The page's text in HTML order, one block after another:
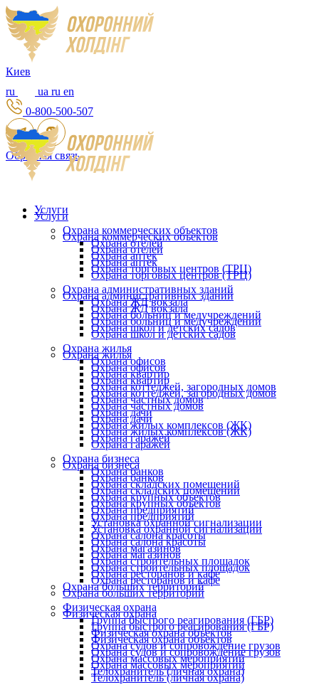
Киев
ru
ua ru en
0-800-500-507
Обратная связь
Услуги
Охрана коммерческих объектов
Охрана отелей
Охрана аптек
Охрана торговых центров (ТРЦ)
Охрана административных зданий
Охрана ЖД вокзала
Охрана больниц и медучреждений
Охрана школ и детских садов
Охрана жилья
Охрана офисов
Охрана квартир
Охрана коттеджей, загородных домов
Охрана частных домов
Охрана дачи
Охрана жилых комплексов (ЖК)
Охрана гаражей
Охрана бизнеса
Охрана банков
Охрана складских помещений
Охрана крупных объектов
Охрана предприятий
Установка охранной сигнализации
Охрана салона красоты
Охрана магазинов
Охрана строительных площадок
Охрана ресторанов и кафе
Охрана больших территорий
Физическая охрана
Группа быстрого реагирования (ГБР)
Физическая охрана объектов
Охрана судов и сопровождение грузов
Охрана массовых мероприятий
Телохранитель (личная охрана)
Услуги
Охрана коммерческих объектов
Охрана отелей
Охрана аптек
Охрана торговых центров (ТРЦ)
Охрана административных зданий
Охрана ЖД вокзала
Охрана больниц и медучреждений
Охрана школ и детских садов
Охрана жилья
Охрана офисов
Охрана квартир
Охрана коттеджей, загородных домов
Охрана частных домов
Охрана дачи
Охрана жилых комплексов (ЖК)
Охрана гаражей
Охрана бизнеса
Охрана банков
Охрана складских помещений
Охрана крупных объектов
Охрана предприятий
Установка охранной сигнализации
Охрана салона красоты
Охрана магазинов
Охрана строительных площадок
Охрана ресторанов и кафе
Охрана больших территорий
Физическая охрана
Группа быстрого реагирования (ГБР)
Физическая охрана объектов
Охрана судов и сопровождение грузов
Охрана массовых мероприятий
Телохранитель (личная охрана)